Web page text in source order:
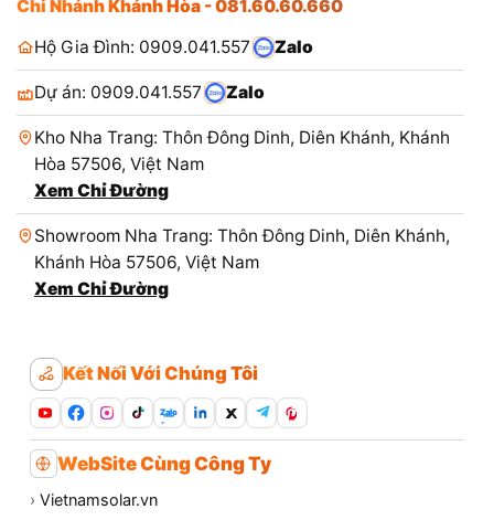
Chi Nhánh Khánh Hòa - 081.60.60.660
Hộ Gia Đình: 0909.041.557
Zalo
Dự án: 0909.041.557 Zalo
Kho Nha Trang: Thôn Đông Dinh, Diên Khánh, Khánh
Hòa 57506, Việt Nam
Xem Chỉ Đường
Showroom Nha Trang: Thôn Đông Dinh, Diên Khánh,
Khánh Hòa 57506, Việt Nam
Xem Chỉ Đường
Kết Nối Với Chúng Tôi
Zalo
WebSite Cùng Công Ty
› Vietnamsolar.vn